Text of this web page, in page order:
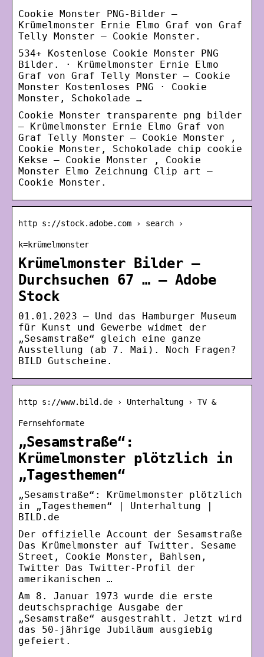
Cookie Monster PNG-Bilder –
Krümelmonster Ernie Elmo Graf von Graf
Telly Monster – Cookie Monster.
534+ Kostenlose Cookie Monster PNG
Bilder. · Krümelmonster Ernie Elmo
Graf von Graf Telly Monster – Cookie
Monster Kostenloses PNG · Cookie
Monster, Schokolade …
Cookie Monster transparente png bilder
– Krümelmonster Ernie Elmo Graf von
Graf Telly Monster – Cookie Monster ,
Cookie Monster, Schokolade chip cookie
Kekse – Cookie Monster , Cookie
Monster Elmo Zeichnung Clip art –
Cookie Monster.
http s://stock.adobe.com › search ›
k=krümelmonster
Krümelmonster Bilder –
Durchsuchen 67 … – Adobe
Stock
01.01.2023 — Und das Hamburger Museum
für Kunst und Gewerbe widmet der
„Sesamstraße“ gleich eine ganze
Ausstellung (ab 7. Mai). Noch Fragen?
BILD Gutscheine.
http s://www.bild.de › Unterhaltung › TV &
Fernsehformate
„Sesamstraße“:
Krümelmonster plötzlich in
„Tagesthemen“
„Sesamstraße“: Krümelmonster plötzlich
in „Tagesthemen“ | Unterhaltung |
BILD.de
Der offizielle Account der Sesamstraße
Das Krümelmonster auf Twitter. Sesame
Street, Cookie Monster, Bahlsen,
Twitter Das Twitter-Profil der
amerikanischen …
Am 8. Januar 1973 wurde die erste
deutschsprachige Ausgabe der
„Sesamstraße“ ausgestrahlt. Jetzt wird
das 50-jährige Jubiläum ausgiebig
gefeiert.